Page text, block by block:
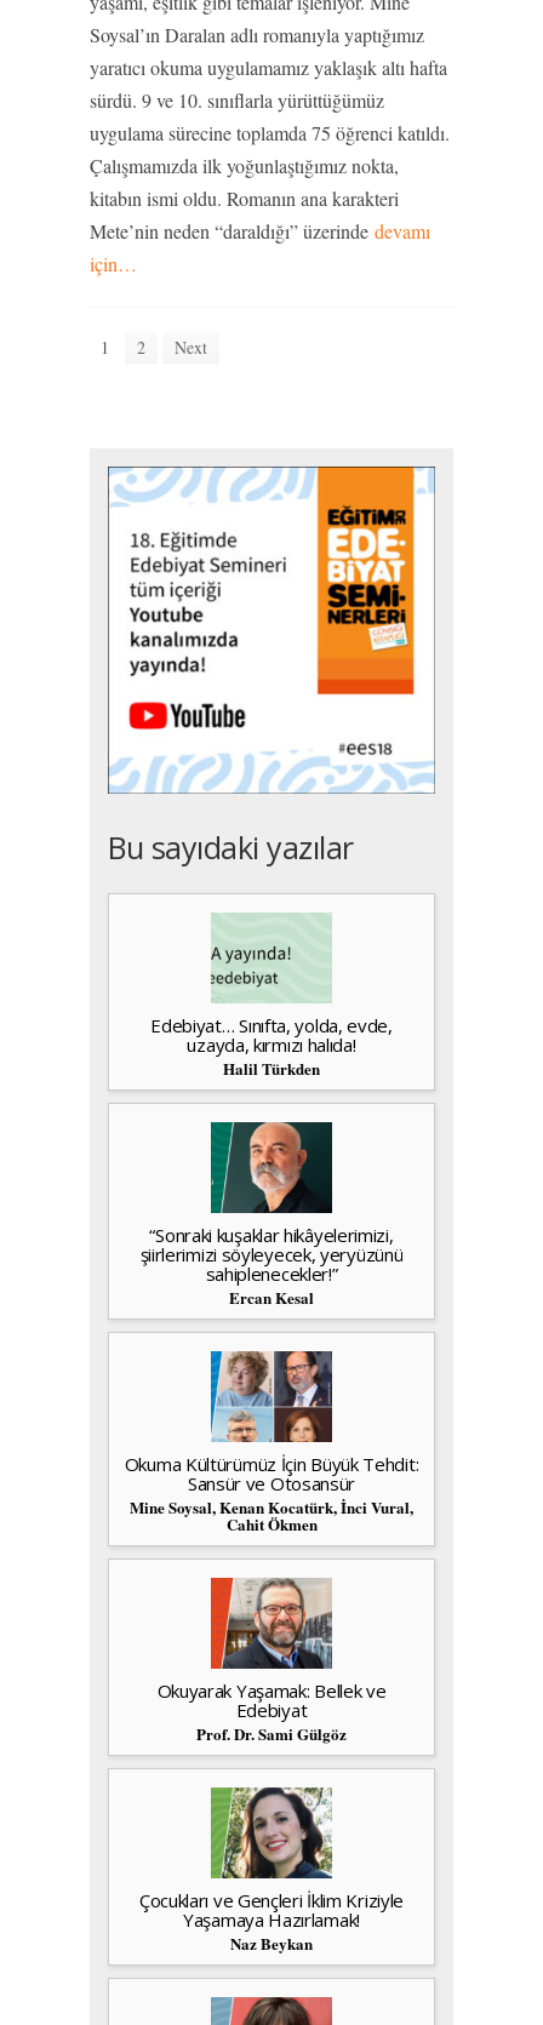
Soysal’ın Daralan adlı romanıyla yaptığımız
yaratıcı okuma uygulamamız yaklaşık altı hafta
sürdü. 9 ve 10. sınıflarla yürüttüğümüz
uygulama sürecine toplamda 75 öğrenci katıldı.
Çalışmamızda ilk yoğunlaştığımız nokta,
kitabın ismi oldu. Romanın ana karakteri
Mete’nin neden “daraldığı” üzerinde devamı
için…
1 2 Next
Bu sayıdaki yazılar
Edebiyat… Sınıfta, yolda, evde,
uzayda, kırmızı halıda!
Halil Türkden
“Sonraki kuşaklar hikâyelerimizi,
şiirlerimizi söyleyecek, yeryüzünü
sahiplenecekler!”
Ercan Kesal
Okuma Kültürümüz İçin Büyük Tehdit:
Sansür ve Otosansür
Mine Soysal, Kenan Kocatürk, İnci Vural,
Cahit Ökmen
Okuyarak Yaşamak: Bellek ve
Edebiyat
Prof. Dr. Sami Gülgöz
Çocukları ve Gençleri İklim Kriziyle
Yaşamaya Hazırlamak!
Naz Beykan